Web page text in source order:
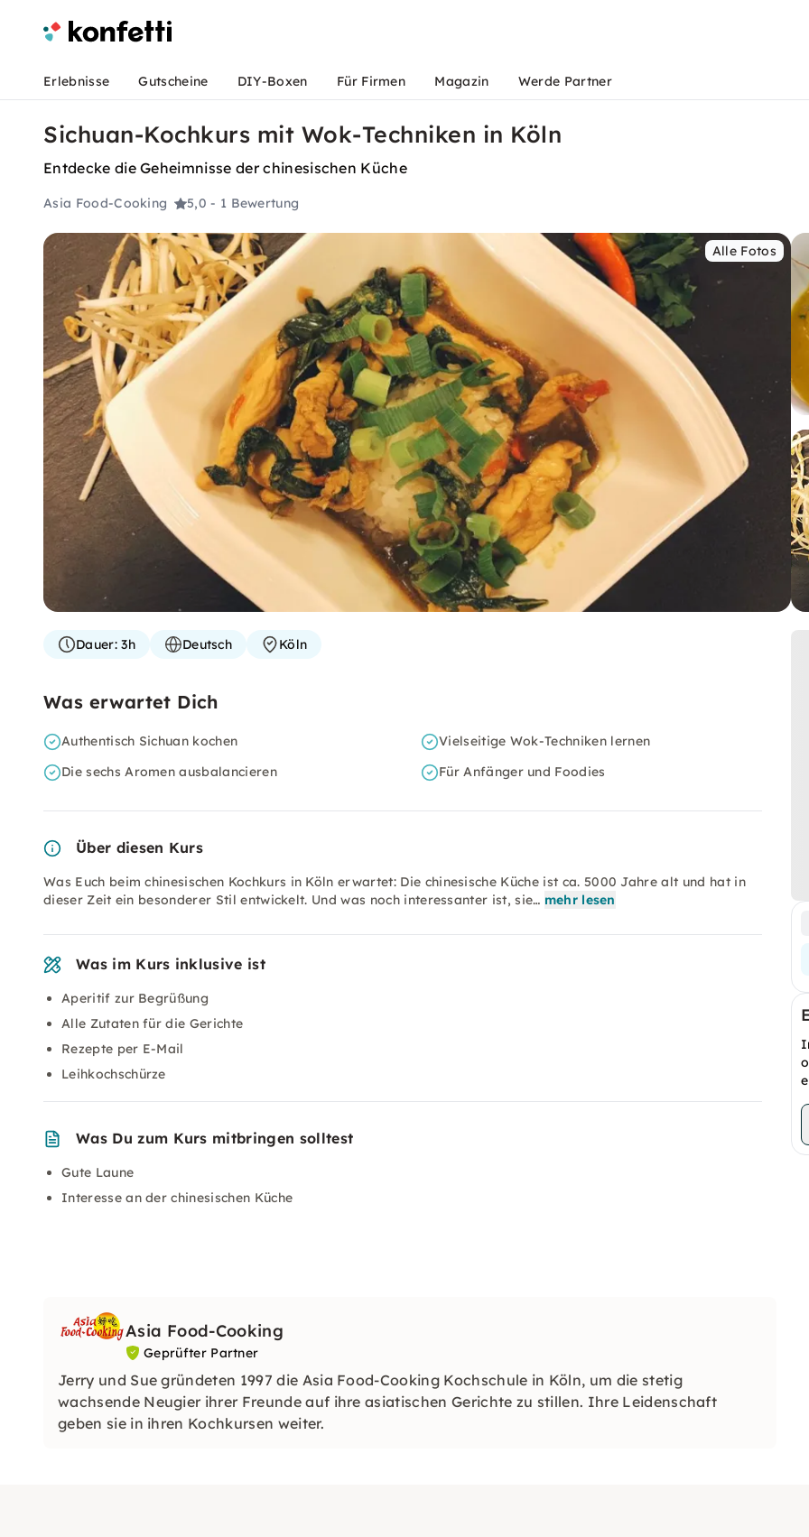
Erlebnisse Gutscheine DIY-Boxen Für Firmen Magazin Werde Partner
Sichuan-Kochkurs mit Wok-Techniken in Köln
Entdecke die Geheimnisse der chinesischen Küche
Asia Food-Cooking 5,0- 1 Bewertung
Alle Fotos
Dauer:3h Deutsch Köln
Was erwartet Dich
Authentisch Sichuan kochen
Vielseitige Wok-Techniken lernen
Die sechs Aromen ausbalancieren
Für Anfänger und Foodies
Über diesen Kurs
Was Euch beim chinesischen Kochkurs in Köln erwartet: Die chinesische Küche ist ca. 5000 Jahre alt und hat in
dieser Zeit ein besonderer Stil entwickelt. Und was noch interessanter ist, sie… mehr lesen
Was im Kurs inklusive ist
Aperitif zur Begrüßung
Alle Zutaten für die Gerichte
Rezepte per E-Mail
Leihkochschürze
Was Du zum Kurs mitbringen solltest
Gute Laune
Interesse an der chinesischen Küche
Asia Food-Cooking
Geprüfter Partner
Jerry und Sue gründeten 1997 die Asia Food-Cooking Kochschule in Köln, um die stetig
wachsende Neugier ihrer Freunde auf ihre asiatischen Gerichte zu stillen. Ihre Leidenschaft
geben sie in ihren Kochkursen weiter.